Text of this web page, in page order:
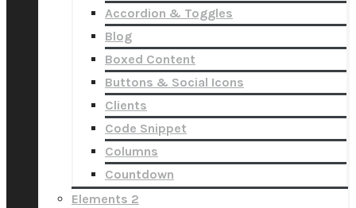
Accordion & Toggles
Blog
Boxed Content
Buttons & Social Icons
Clients
Code Snippet
Columns
Countdown
Elements 2